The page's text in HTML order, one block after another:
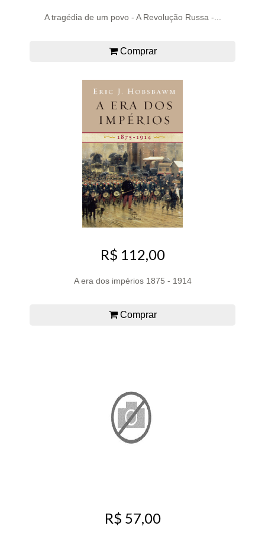
A tragédia de um povo - A Revolução Russa -...
Comprar
R$ 112,00
A era dos impérios 1875 - 1914
Comprar
R$ 57,00